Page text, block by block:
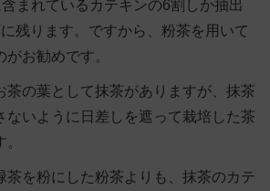
まれているカテキンの6割しか抽出
残ります。ですから、粉茶を用いて
お勧めです。
茶の葉として抹茶がありますが、抹茶
ないように日差しを遮って栽培した茶
茶を粉にした粉茶よりも、抹茶のカテ